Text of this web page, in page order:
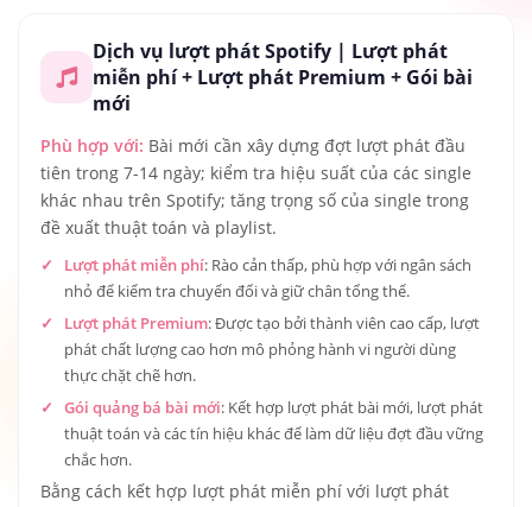
Dịch vụ lượt phát Spotify | Lượt phát
miễn phí + Lượt phát Premium + Gói bài
mới
Phù hợp với: Bài mới cần xây dựng đợt lượt phát đầu
tiên trong 7-14 ngày; kiểm tra hiệu suất của các single
khác nhau trên Spotify; tăng trọng số của single trong
đề xuất thuật toán và playlist.
Lượt phát miễn phí: Rào cản thấp, phù hợp với ngân sách
nhỏ để kiểm tra chuyển đổi và giữ chân tổng thể.
Lượt phát Premium: Được tạo bởi thành viên cao cấp, lượt
phát chất lượng cao hơn mô phỏng hành vi người dùng
thực chặt chẽ hơn.
Gói quảng bá bài mới: Kết hợp lượt phát bài mới, lượt phát
thuật toán và các tín hiệu khác để làm dữ liệu đợt đầu vững
chắc hơn.
Bằng cách kết hợp lượt phát miễn phí với lượt phát